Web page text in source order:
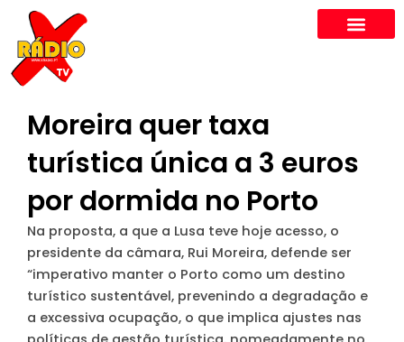
content
Moreira quer taxa
turística única a 3 euros
por dormida no Porto
Na proposta, a que a Lusa teve hoje acesso, o
presidente da câmara, Rui Moreira, defende ser
“imperativo manter o Porto como um destino
turístico sustentável, prevenindo a degradação e
a excessiva ocupação, o que implica ajustes nas